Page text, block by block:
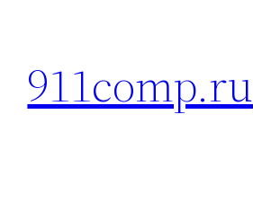
содержимому
911comp.ru